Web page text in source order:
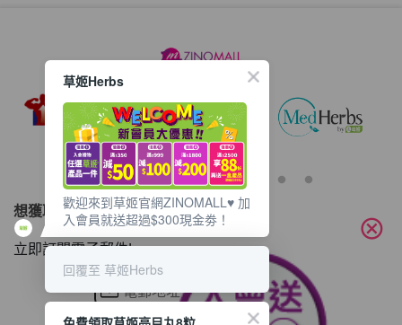
想獲取最新的優惠資訊？
立即訂閱電子郵件!
cancel
草姬Herbs
歡迎來到草姬官網ZINOMALL♥️ 加
入會員就送超過$300現金劵！
回覆至 草姬Herbs